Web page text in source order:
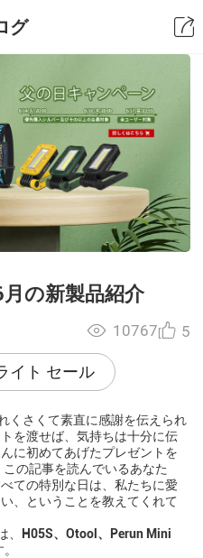
グ
月の新製品紹介
イト セール
10767 5
くさくて素直に感謝を伝えられ
を渡せば、気持ちは十分に伝
に初めてあげたプレゼントを
の記事を読んでいるあなた
ての特別な日は、私たちに愛
、ということを教えてくれて
、
H05S、Otool、Perun Mini